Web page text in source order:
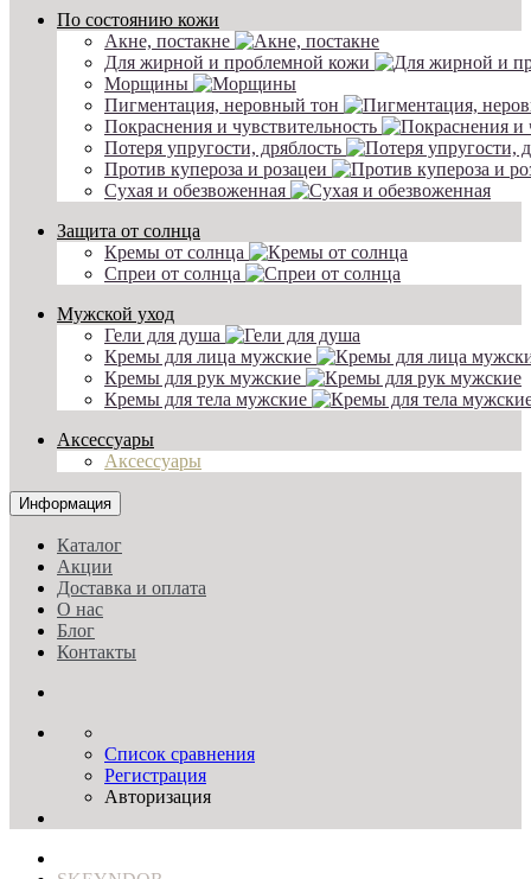
По состоянию кожи
Акне, постакне
Для жирной и проблемной кожи
Морщины
Пигментация, неровный тон
Покраснения и чувствительность
Потеря упругости, дряблость
Против купероза и розацеи
Сухая и обезвоженная
Защита от солнца
Кремы от солнца
Спреи от солнца
Мужской уход
Гели для душа
Кремы для лица мужские
Кремы для рук мужские
Кремы для тела мужские
Аксессуары
Аксессуары
Информация
Каталог
Акции
Доставка и оплата
О нас
Блог
Контакты
Список сравнения
Регистрация
Авторизация